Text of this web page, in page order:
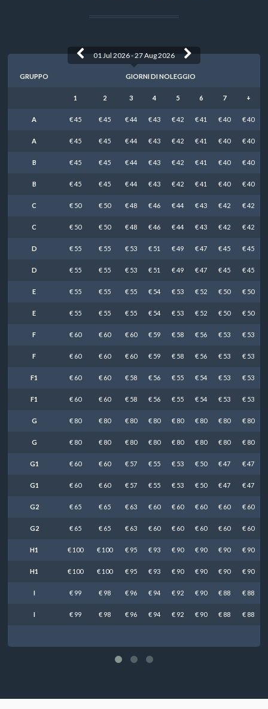
01 Jul 2026 - 27 Aug 2026
GRUPPO GIORNI DI NOLEGGIO
1 2 3 4 5 6 7 +
A € 45 € 45 € 44 € 43 € 42 € 41 € 40 € 40
A € 45 € 45 € 44 € 43 € 42 € 41 € 40 € 40
B € 45 € 45 € 44 € 43 € 42 € 41 € 40 € 40
B € 45 € 45 € 44 € 43 € 42 € 41 € 40 € 40
C € 50 € 50 € 48 € 46 € 44 € 43 € 42 € 42
C € 50 € 50 € 48 € 46 € 44 € 43 € 42 € 42
D € 55 € 55 € 53 € 51 € 49 € 47 € 45 € 45
D € 55 € 55 € 53 € 51 € 49 € 47 € 45 € 45
E € 55 € 55 € 55 € 54 € 53 € 52 € 50 € 50
E € 55 € 55 € 55 € 54 € 53 € 52 € 50 € 50
F € 60 € 60 € 60 € 59 € 58 € 56 € 53 € 53
F € 60 € 60 € 60 € 59 € 58 € 56 € 53 € 53
F1 € 60 € 60 € 58 € 56 € 55 € 54 € 53 € 53
F1 € 60 € 60 € 58 € 56 € 55 € 54 € 53 € 53
G € 80 € 80 € 80 € 80 € 80 € 80 € 80 € 80
G € 80 € 80 € 80 € 80 € 80 € 80 € 80 € 80
G1 € 60 € 60 € 57 € 55 € 53 € 50 € 47 € 47
G1 € 60 € 60 € 57 € 55 € 53 € 50 € 47 € 47
G2 € 65 € 65 € 63 € 60 € 60 € 60 € 60 € 60
G2 € 65 € 65 € 63 € 60 € 60 € 60 € 60 € 60
H1 € 100 € 100 € 95 € 93 € 90 € 90 € 90 € 90
H1 € 100 € 100 € 95 € 93 € 90 € 90 € 90 € 90
I € 99 € 98 € 96 € 94 € 92 € 90 € 88 € 88
I € 99 € 98 € 96 € 94 € 92 € 90 € 88 € 88